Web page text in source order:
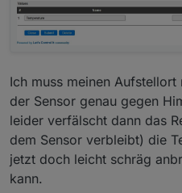
Ich muss meinen
der Sensor genau gegen
leider verfälscht dann das
dem Sensor verbleibt) die
jetzt doch leicht schräg
kann.